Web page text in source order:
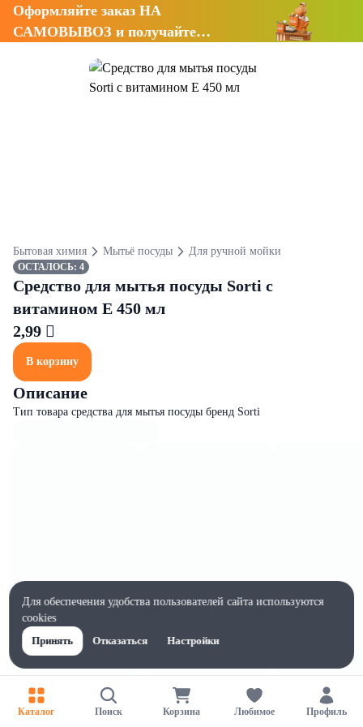
Оформляйте заказ НА
САМОВЫВОЗ и получайте
Бытовая химия Мытьё посуды Для ручной мойки
ОСТАЛОСЬ: 4
Средство для мытья посуды Sorti с
витамином Е 450 мл
2,99 
В корзину
Описание
Тип товара средства для мытья посуды бренд Sorti
Характеристики
Ширина, мм
Каталог Поиск Корзина Любимое Профиль
Для обеспечения удобства пользователей сайта используются
cookies
Принять
Отказаться Настройки